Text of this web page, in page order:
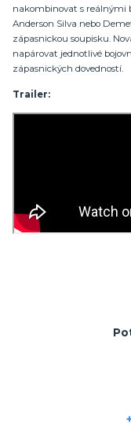
nakombinovat s reálnými
Anderson Silva nebo
zápasnickou soupisku.
napárovat jednotlivé
zápasnických dovedností.
Trailer: